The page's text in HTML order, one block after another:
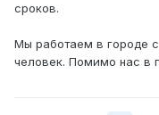
сроков.
Мы работаем в городе
человек. Помимо нас в